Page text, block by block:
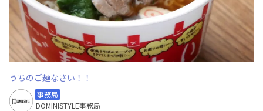
うちのご麺なさい！！
事務局
DOMINISTYLE事務局